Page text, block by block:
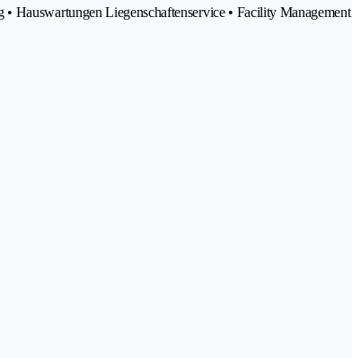
Hauswartungen Liegenschaftenservice • Facility Management